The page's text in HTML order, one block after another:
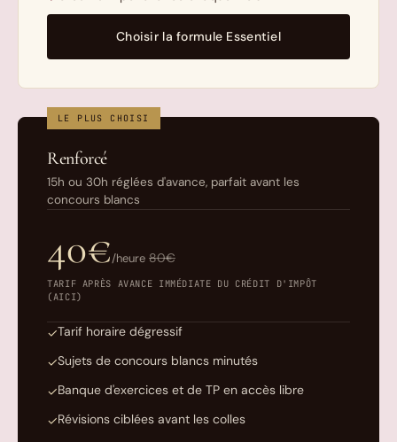
Choisir la formule Essentiel
LE PLUS CHOISI
Renforcé
15h ou 30h réglées d'avance, parfait avant les
concours blancs
40€/heure 80€
TARIF APRÈS AVANCE IMMÉDIATE DU CRÉDIT D'IMPÔT
(AICI)
✓Tarif horaire dégressif
✓Sujets de concours blancs minutés
✓Banque d'exercices et de TP en accès libre
✓Révisions ciblées avant les colles